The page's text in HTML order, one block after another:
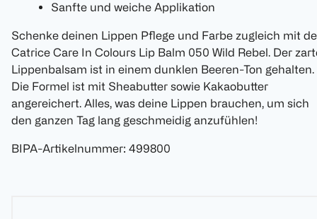
Sanfte und weiche Applikation
Schenke deinen Lippen Pflege und Farbe zugleich mit
Catrice Care In Colours Lip Balm 050 Wild Rebel. Der
Lippenbalsam ist in einem dunklen Beeren-Ton gehalten.
Die Formel ist mit Sheabutter sowie Kakaobutter
angereichert. Alles, was deine Lippen brauchen, um sich
den ganzen Tag lang geschmeidig anzufühlen!
BIPA-Artikelnummer: 499800